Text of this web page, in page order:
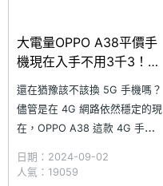
大電量OPPO A38平價手
機現在入手不用3千3！通
路最低價格整理(2024.9)
還在猶豫該不該換 5G 手機嗎？
儘管是在 4G 網路依然穩定的現
在，OPPO A38 這款 4G 手機
機配備 6.56 吋螢幕、
日期：2024-09-02
人氣：19059